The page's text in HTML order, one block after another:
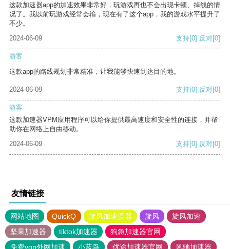
这款加速器app的加速效果非常好，玩游戏再也不会出现卡顿、掉线的情
况了。我以前玩游戏经常会输，现在有了这个app，我的游戏水平提升了
不少。
2024-06-09
支持[0] 反对[0]
游客
这款app的路线规划非常精准，让我能够快速到达目的地。
2024-06-09 支持[0] 反对[0]
游客
这款加速器VPM应用程序可以给你提供最高速度和安全性的连接，并帮
助你在网络上自由移动。
2024-06-09
支持[0] 反对[0]
友情链接
网站地图 QuickQ 旋风加速度器 旋风
旋风加速
坚果加速器
tiktok加速器
狗急加速器官网
免费vqn外网加速
小蓝鸟 优途加速器官网 风驰加速器